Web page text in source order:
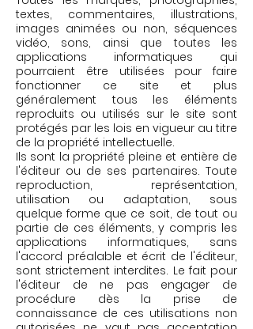
textes, commentaires, illustrations,
images animées ou non, séquences
vidéo, sons, ainsi que toutes les
applications informatiques qui
pourraient être utilisées pour faire
fonctionner ce site et plus
généralement tous les éléments
reproduits ou utilisés sur le site sont
protégés par les lois en vigueur au titre
de la propriété intellectuelle.
Ils sont la propriété pleine et entière de
l'éditeur ou de ses partenaires. Toute
reproduction, représentation,
utilisation ou adaptation, sous
quelque forme que ce soit, de tout ou
partie de ces éléments, y compris les
applications informatiques, sans
l'accord préalable et écrit de l'éditeur,
sont strictement interdites. Le fait pour
l'éditeur de ne pas engager de
procédure dès la prise de
connaissance de ces utilisations non